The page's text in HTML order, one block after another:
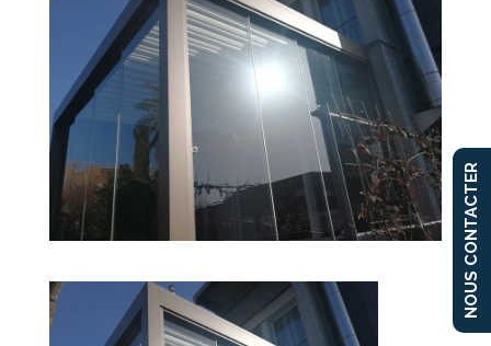
NOUS CONTACTER